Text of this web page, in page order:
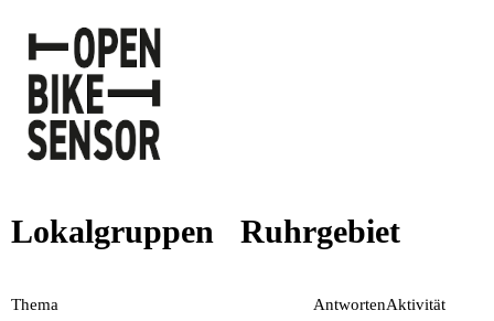
Lokalgruppen Ruhrgebiet
Thema AntwortenAktivität